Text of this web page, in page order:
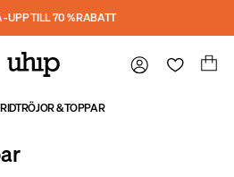
- UPP TILL 70 % RABATT
RIDTRÖJOR & TOPPAR